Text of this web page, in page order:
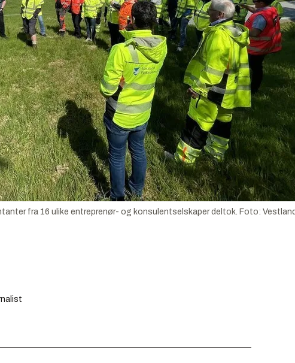
fra 16 ulike entreprenør- og konsulentselskaper deltok. Foto: Vestland